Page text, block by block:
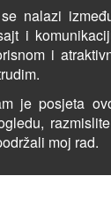
nalazi
i
i
je posjeta
moj rad.